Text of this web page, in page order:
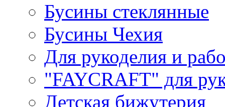
Бусины стеклянные
Бусины Чехия
Для рукоделия и
"FAYCRAFT" для
Детская бижутерия